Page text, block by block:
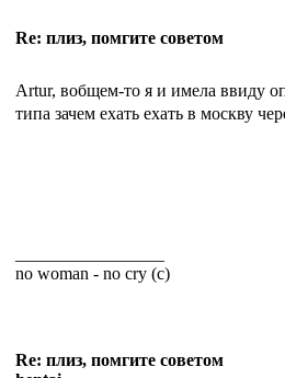
Re: плиз, помгите советом
Artur, вобщем-то я и имела ввиду
типа зачем ехать ехать в москву
no woman - no cry (c)
Re: плиз, помгите советом